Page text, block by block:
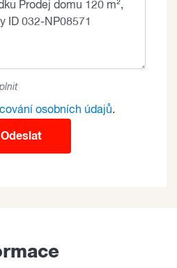
osobních údajů.
Odeslat